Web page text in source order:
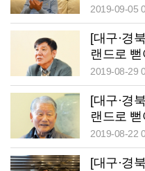
<끝>] 25
상씨
2019-09-05
[대구·경
랜드로
장한 30
2019-08-29
[대구·경
랜드로 뻗
문동석 호
2019-08-22
[대구·경